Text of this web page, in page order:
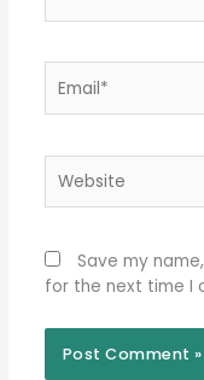
Save my
for the next time I